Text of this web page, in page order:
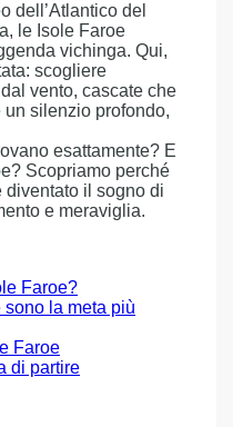
dell’Atlantico del
le Isole Faroe
vichinga. Qui,
scogliere
vento, cascate che
un silenzio profondo,
esattamente? E
Scopriamo perché
diventato il sogno di
e meraviglia.
Faroe?
la meta più
Faroe
di partire